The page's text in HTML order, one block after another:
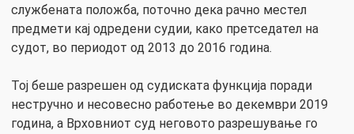
службената положба, поточно дека рачно местел
предмети кај одредени судии, како претседател на
судот, во периодот од 2013 до 2016 година.
Тој беше разрешен од судиската функција поради
нестручно и несовесно работење во декември 2019
година, а Врховниот суд неговото разрешување го